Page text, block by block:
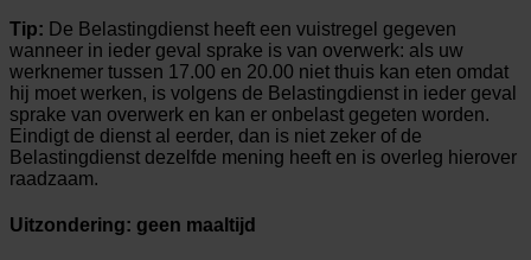
Tip: De Belastingdienst heeft een vuistregel gegeven
wanneer in ieder geval sprake is van overwerk: als uw
werknemer tussen 17.00 en 20.00 niet thuis kan eten omdat
hij moet werken, is volgens de Belastingdienst in ieder geval
sprake van overwerk en kan er onbelast gegeten worden.
Eindigt de dienst al eerder, dan is niet zeker of de
Belastingdienst dezelfde mening heeft en is overleg hierover
raadzaam.
Uitzondering: geen maaltijd